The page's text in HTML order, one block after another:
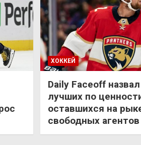
ХОККЕЙ
Daily Faceoff
лучших по
оставшихся на
свободных агентов